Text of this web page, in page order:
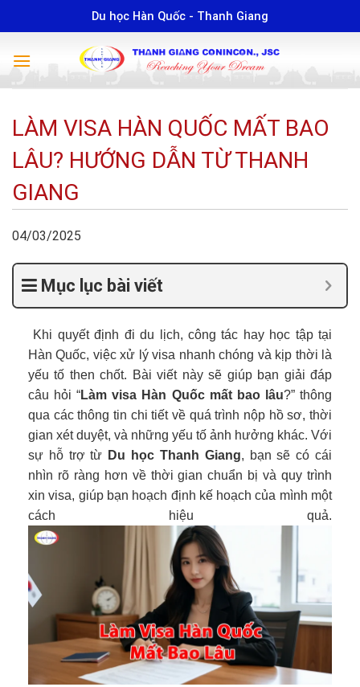
to
Du học Hàn Quốc - Thanh Giang
LÀM VISA HÀN QUỐC MẤT BAO
LÂU? HƯỚNG DẪN TỪ THANH
GIANG
04/03/2025
Mục lục bài viết
Khi quyết định đi du lịch, công tác hay học tập tại
Hàn Quốc, việc xử lý visa nhanh chóng và kịp thời là
yếu tố then chốt. Bài viết này sẽ giúp bạn giải đáp
câu hỏi “Làm visa Hàn Quốc mất bao lâu?” thông
qua các thông tin chi tiết về quá trình nộp hồ sơ, thời
gian xét duyệt, và những yếu tố ảnh hưởng khác. Với
sự hỗ trợ từ Du học Thanh Giang, bạn sẽ có cái
nhìn rõ ràng hơn về thời gian chuẩn bị và quy trình
xin visa, giúp bạn hoạch định kế hoạch của mình một
cách hiệu quả.